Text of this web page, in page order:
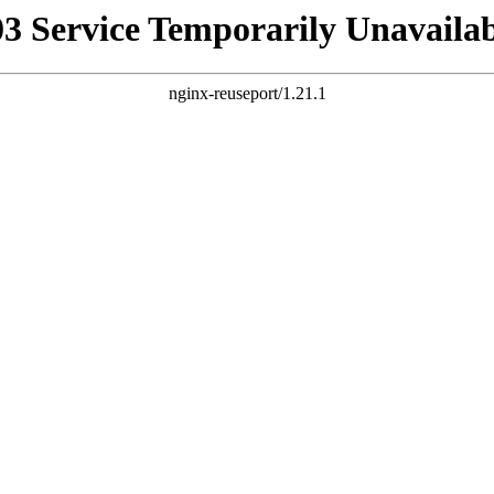
Service Temporarily
nginx-reuseport/1.21.1